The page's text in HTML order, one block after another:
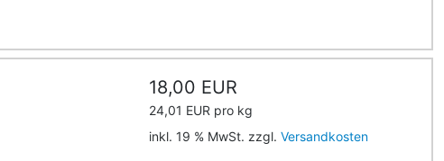
18,00 EUR
24,01 EUR pro kg
inkl. 19 % MwSt. zzgl. Versandkosten